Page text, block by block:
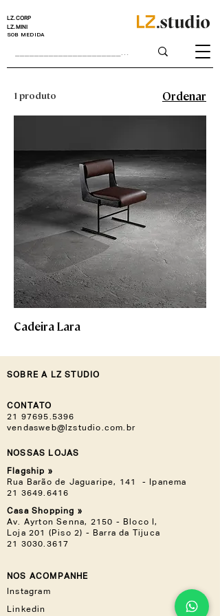
LZ.CORP
LZ.MINI
SOB MEDIDA
1 produto Ordenar
Cadeira Lara
SOBRE A LZ STUDIO
CONTATO
21 97695.5396
vendasweb@lzstudio.com.br
NOSSAS LOJAS
Flagship »
Rua Barão de Jaguaripe, 141 - Ipanema
21 3649.6416
Casa Shopping »
Av. Ayrton Senna, 2150 - Bloco I,
Loja 201 (Piso 2) - Barra da Tijuca
21 3030.3617
NOS ACOMPANHE
Instagram
Linkedin